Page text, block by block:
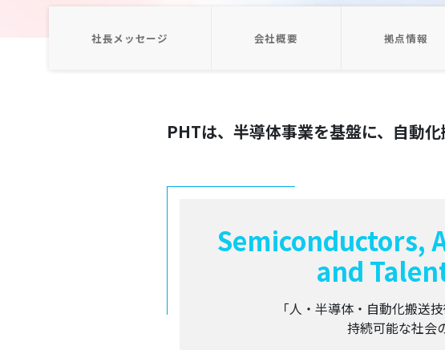
社長メッセージ 会社概要 拠点情報
PHTは、半導体事業を基盤に、自動
Semiconductors,
and
「人・半導体・自動化搬送
持続可能な社会